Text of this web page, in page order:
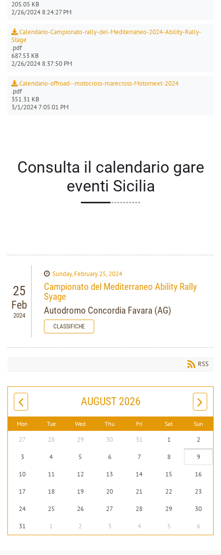
205.05 KB
2/26/2024 8:24:27 PM
Calendario-Campionato-rally-del-Mediterraneo-2024-Ability-Rally-
Stage
.pdf
687.53 KB
2/26/2024 8:37:50 PM
Calendario-offroad--motocross-marecross-Motornext-2024
.pdf
351.31 KB
3/1/2024 7:05:01 PM
Consulta il calendario gare
eventi Sicilia
25
Feb
2024
Sunday, February 25, 2024
Campionato del Mediterraneo Ability Rally
Syage
Autodromo Concordia Favara (AG)
CLASSIFICHE
RSS
AUGUST 2026
Mon Tue Wed Thu Fri Sat Sun
27 28 29 30 31 1 2
3 4 5 6 7 8 9
10 11 12 13 14 15 16
17 18 19 20 21 22 23
24 25 26 27 28 29 30
31 1 2 3 4 5 6